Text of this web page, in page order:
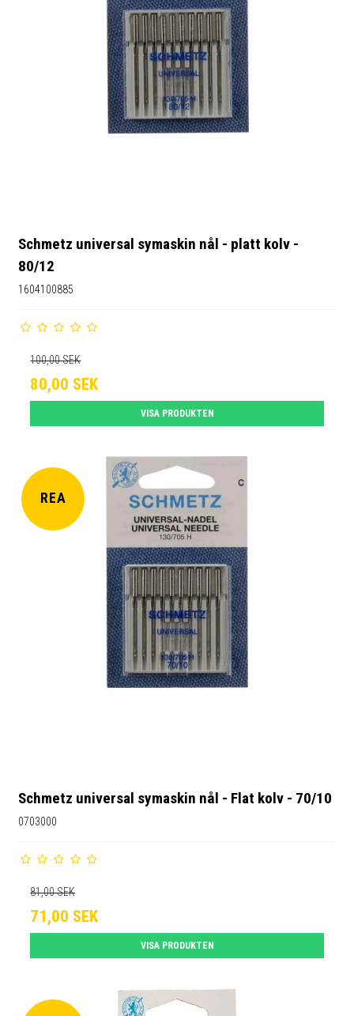
Schmetz universal symaskin nål - platt kolv -
80/12
1604100885
100,00 SEK
80,00 SEK
VISA PRODUKTEN
REA
Schmetz universal symaskin nål - Flat kolv - 70/10
0703000
81,00 SEK
71,00 SEK
VISA PRODUKTEN